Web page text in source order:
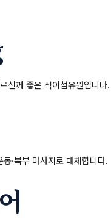
신께 좋은 식이섬유원입니다.
·복부 마사지로 대체합니다.